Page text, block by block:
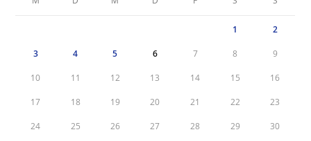
1 2
3 4 5 6 7 8 9
10 11 12 13 14 15 16
17 18 19 20 21 22 23
24 25 26 27 28 29 30